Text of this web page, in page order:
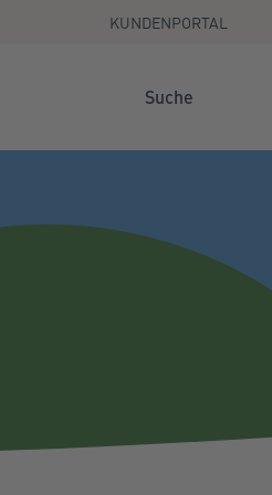
KUNDENPORTAL
Suche